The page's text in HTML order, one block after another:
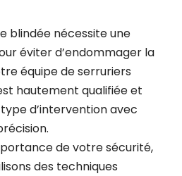
blindée nécessite une
éviter d’endommager la
équipe de serruriers
hautement qualifiée et
d’intervention avec
de votre sécurité,
des techniques